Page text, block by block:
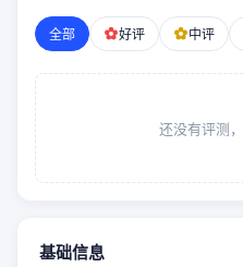
全部 好评 中评
还没有评测，
基础信息